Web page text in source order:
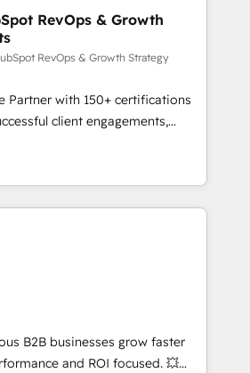
et de méthodologie RevOps
marketing, commerciales et
migration, synchronisation API,
les visiteurs en
place de
marketing (SEO, SEA,
marketing, ABM, IA,
HubSpot réussies - 40
certifications HubSpot
RevOps & Growth
RevOps & Growth Strategy
Partner with 150+ certifications
client engagements,
complexity into
growth. From onboarding to
our in-house team
that drive long-term
and automation setup •
and data cleanups •
integrations 📈 End-to-
• Lifecycle marketing and
• Sales enablement tools
• Retention strategies with
B2B businesses grow faster
and ROI focused. 💥